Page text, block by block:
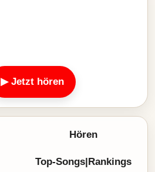
▶ Jetzt hören
Hören
Top-Songs|Rankings